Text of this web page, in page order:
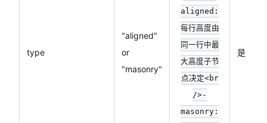
type
"aligned"
or
"masonry"
aligned:
每行高度由
同一行中最
大高度子节
点决定<br
/>-
masonry:
是